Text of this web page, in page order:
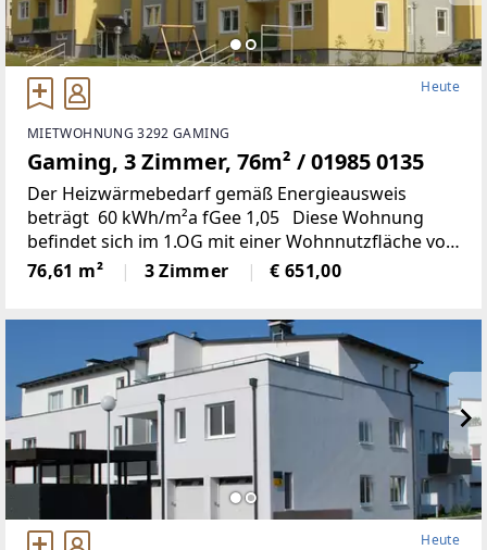
Heute
MIETWOHNUNG 3292 GAMING
Gaming, 3 Zimmer, 76m² / 01985 0135
Der Heizwärmebedarf gemäß Energieausweis
beträgt 60 kWh/m²a fGee 1,05 Diese Wohnung
befindet sich im 1.OG mit einer Wohnnutzfläche von
rd. 77m²; Küche, Wohn-, Schlaf- und Kinderzimmer,
Bad, WC, Abstell- und Vorraum
76,61 m² 3 Zimmer € 651,00
Heute